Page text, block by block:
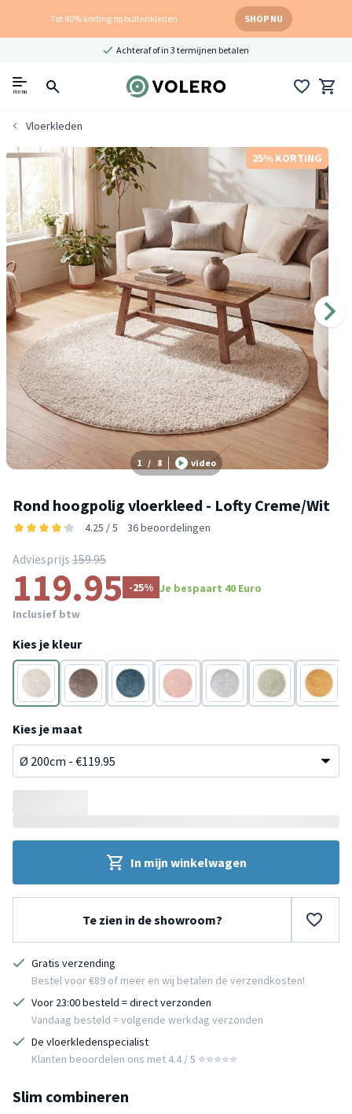
Tot 40% korting op buitenkleden SHOP NU
Achteraf of in 3 termijnen betalen
menu
Vloerkleden
25% KORTING
1 / 8 video
Rond hoogpolig vloerkleed - Lofty Creme/Wit
4.25 / 5 36 beoordelingen
Adviesprijs 159.95
119.95 -25% Je bespaart 40 Euro
Inclusief btw
Kies je kleur
Crème Taupe Blauw Roze Grijs Groen Geel
Kies je maat
In mijn winkelwagen
Te zien in de showroom?
Gratis verzending
Bestel voor €89 of meer en wij betalen de verzendkosten!
Voor 23:00 besteld = direct verzonden
Vandaag besteld = volgende werkdag verzonden
De vloerkledenspecialist
Klanten beoordelen ons met 4.4 / 5 ⭐⭐⭐⭐⭐
Slim combineren